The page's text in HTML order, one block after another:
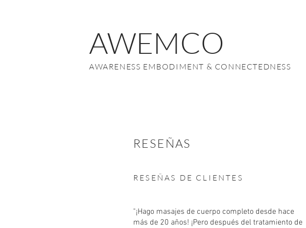
AWEMCO
AWARENESS EMBODIMENT & CONNECTEDNESS
RESEÑAS
RESEÑAS DE CLIENTES
"¡Hago masajes de cuerpo completo desde hace
más de 20 años! ¡Pero después del tratamiento de